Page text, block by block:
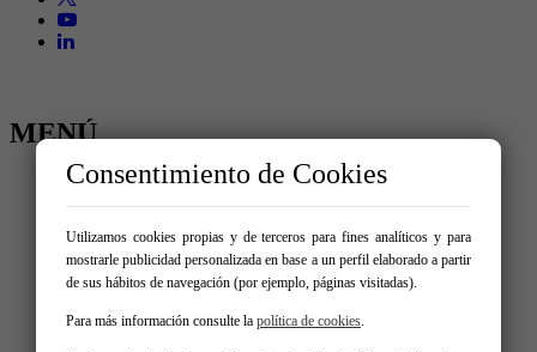
MENÚ
Inicio
Comprar
Alquilar
Traspaso
Vende tu inmueble
Nosotros
Promociones
Consentimiento de Cookies
Utilizamos cookies propias y de terceros para fines analíticos y para
mostrarle publicidad personalizada en base a un perfil elaborado a partir
de sus hábitos de navegación (por ejemplo, páginas visitadas).
Para más información consulte la política de cookies.